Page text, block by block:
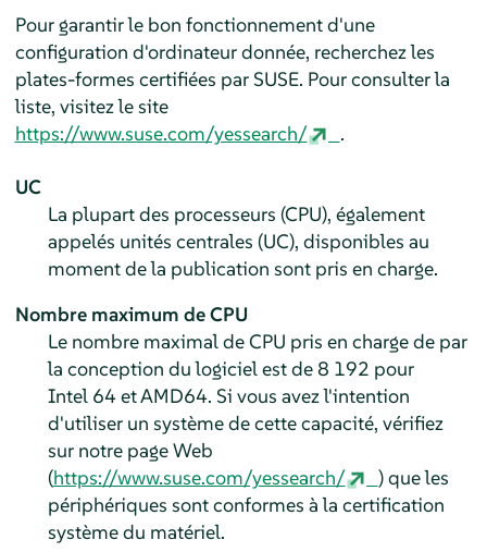
Pour garantir le bon fonctionnement d'une
configuration d'ordinateur donnée, recherchez les
plates-formes certifiées par SUSE. Pour consulter la
liste, visitez le site
https://www.suse.com/yessearch/
.
UC
La plupart des processeurs (CPU), également
appelés unités centrales (UC), disponibles au
moment de la publication sont pris en charge.
Nombre maximum de CPU
Le nombre maximal de CPU pris en charge de par
la conception du logiciel est de 8 192 pour
Intel 64 et AMD64. Si vous avez l'intention
d'utiliser un système de cette capacité, vérifiez
sur notre page Web
(https://www.suse.com/yessearch/
) que les
périphériques sont conformes à la certification
système du matériel.